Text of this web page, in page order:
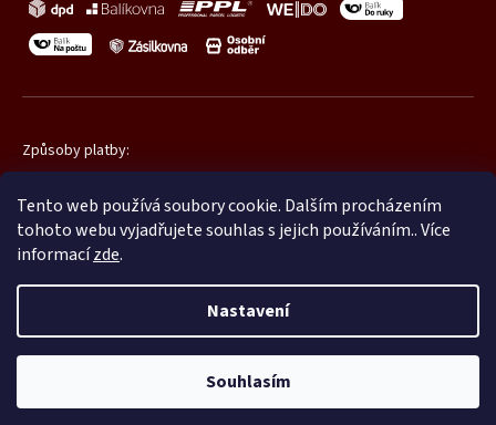
Tento web používá soubory cookie. Dalším procházením
tohoto webu vyjadřujete souhlas s jejich používáním.. Více
informacízde.
Nastavení
Souhlasím
Způsoby platby:
Shoptet |mime digital
Copyright 2026Promatic.cz. Všechna práva vyhrazena.